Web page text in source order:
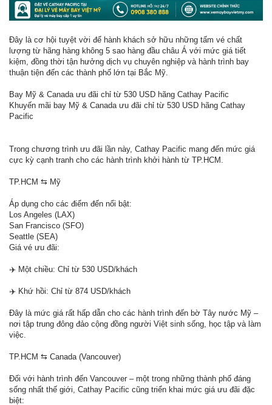
Đây là cơ hội tuyệt vời để hành khách sở hữu những tấm vé chất
lượng từ hãng hàng không 5 sao hàng đầu châu Á với mức giá tiết
kiệm, đồng thời tận hưởng dịch vụ chuyên nghiệp và hành trình bay
thuận tiện đến các thành phố lớn tại Bắc Mỹ.
Bay Mỹ & Canada ưu đãi chỉ từ 530 USD hãng Cathay Pacific
Khuyến mãi bay Mỹ & Canada ưu đãi chỉ từ 530 USD hãng Cathay
Pacific
Trong chương trình ưu đãi lần này, Cathay Pacific mang đến mức giá
cực kỳ cạnh tranh cho các hành trình khởi hành từ TP.HCM.
TP.HCM ⇆ Mỹ
Áp dụng cho các điểm đến nổi bật:
Los Angeles (LAX)
San Francisco (SFO)
Seattle (SEA)
Giá vé ưu đãi:
✈️ Một chiều: Chỉ từ 530 USD/khách
✈️ Khứ hồi: Chỉ từ 874 USD/khách
Đây là mức giá rất hấp dẫn cho các hành trình đến bờ Tây nước Mỹ –
nơi tập trung đông đảo cộng đồng người Việt sinh sống, học tập và làm
việc.
TP.HCM ⇆ Canada (Vancouver)
Đối với hành trình đến Vancouver – một trong những thành phố đáng
sống nhất thế giới, Cathay Pacific cũng triển khai mức giá ưu đãi đặc
biệt: